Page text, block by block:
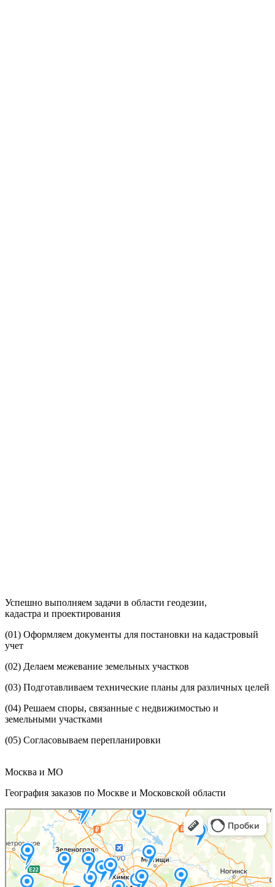
Успешно выполняем задачи в области геодезии,
кадастра и проектирования
(01) Оформляем документы для постановки на кадастровый
учет
(02) Делаем межевание земельных участков
(03) Подготавливаем технические планы для различных целей
(04) Решаем споры, связанные с недвижимостью и
земельными участками
(05) Согласовываем перепланировки
Москва и МО
География заказов по Москве и Московской области